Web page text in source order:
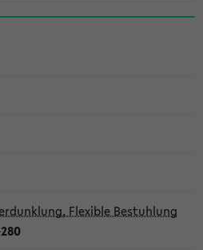
Flexible Bestuhlung